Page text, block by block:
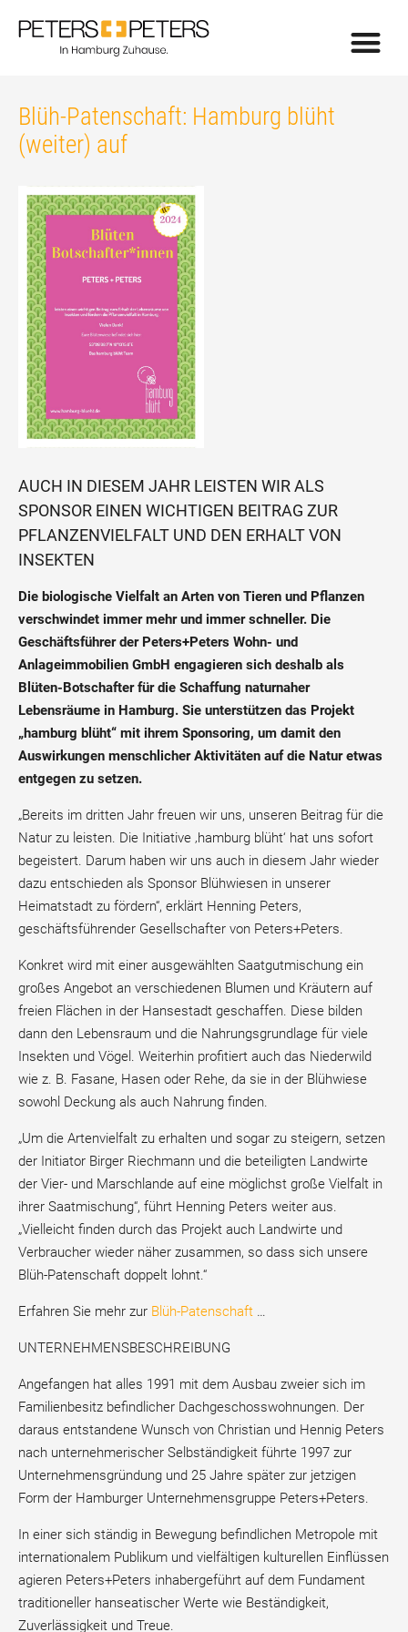
Blüh-Patenschaft: Hamburg blüht
(weiter) auf
AUCH IN DIESEM JAHR LEISTEN WIR ALS
SPONSOR EINEN WICHTIGEN BEITRAG ZUR
PFLANZENVIELFALT UND DEN ERHALT VON
INSEKTEN
Die biologische Vielfalt an Arten von Tieren und Pflanzen
verschwindet immer mehr und immer schneller. Die
Geschäftsführer der Peters+Peters Wohn- und
Anlageimmobilien GmbH engagieren sich deshalb als
Blüten-Botschafter für die Schaffung naturnaher
Lebensräume in Hamburg. Sie unterstützen das Projekt
„hamburg blüht“ mit ihrem Sponsoring, um damit den
Auswirkungen menschlicher Aktivitäten auf die Natur etwas
entgegen zu setzen.
„Bereits im dritten Jahr freuen wir uns, unseren Beitrag für die
Natur zu leisten. Die Initiative ‚hamburg blüht‘ hat uns sofort
begeistert. Darum haben wir uns auch in diesem Jahr wieder
dazu entschieden als Sponsor Blühwiesen in unserer
Heimatstadt zu fördern“, erklärt Henning Peters,
geschäftsführender Gesellschafter von Peters+Peters.
Konkret wird mit einer ausgewählten Saatgutmischung ein
großes Angebot an verschiedenen Blumen und Kräutern auf
freien Flächen in der Hansestadt geschaffen. Diese bilden
dann den Lebensraum und die Nahrungsgrundlage für viele
Insekten und Vögel. Weiterhin profitiert auch das Niederwild
wie z. B. Fasane, Hasen oder Rehe, da sie in der Blühwiese
sowohl Deckung als auch Nahrung finden.
„Um die Artenvielfalt zu erhalten und sogar zu steigern, setzen
der Initiator Birger Riechmann und die beteiligten Landwirte
der Vier- und Marschlande auf eine möglichst große Vielfalt in
ihrer Saatmischung“, führt Henning Peters weiter aus.
„Vielleicht finden durch das Projekt auch Landwirte und
Verbraucher wieder näher zusammen, so dass sich unsere
Blüh-Patenschaft doppelt lohnt.“
Erfahren Sie mehr zur Blüh-Patenschaft …
UNTERNEHMENSBESCHREIBUNG
Angefangen hat alles 1991 mit dem Ausbau zweier sich im
Familienbesitz befindlicher Dachgeschosswohnungen. Der
daraus entstandene Wunsch von Christian und Hennig Peters
nach unternehmerischer Selbständigkeit führte 1997 zur
Unternehmensgründung und 25 Jahre später zur jetzigen
Form der Hamburger Unternehmensgruppe Peters+Peters.
In einer sich ständig in Bewegung befindlichen Metropole mit
internationalem Publikum und vielfältigen kulturellen Einflüssen
agieren Peters+Peters inhabergeführt auf dem Fundament
traditioneller hanseatischer Werte wie Beständigkeit,
Zuverlässigkeit und Treue.